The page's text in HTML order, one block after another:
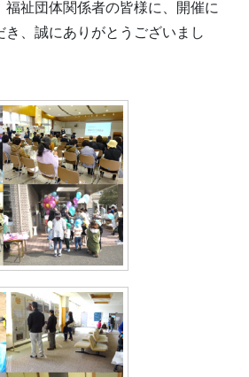
福祉団体関係者の皆様に、開催に
き、誠にありがとうございまし